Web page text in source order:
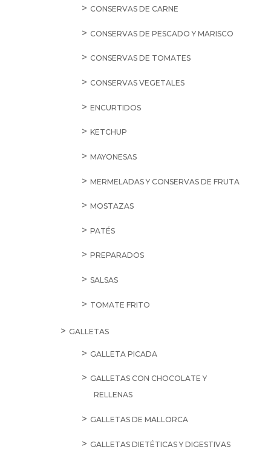
CONSERVAS DE CARNE
CONSERVAS DE PESCADO Y MARISCO
CONSERVAS DE TOMATES
CONSERVAS VEGETALES
ENCURTIDOS
KETCHUP
MAYONESAS
MERMELADAS Y CONSERVAS DE FRUTA
MOSTAZAS
PATÉS
PREPARADOS
SALSAS
TOMATE FRITO
GALLETAS
GALLETA PICADA
GALLETAS CON CHOCOLATE Y
RELLENAS
GALLETAS DE MALLORCA
GALLETAS DIETÉTICAS Y DIGESTIVAS